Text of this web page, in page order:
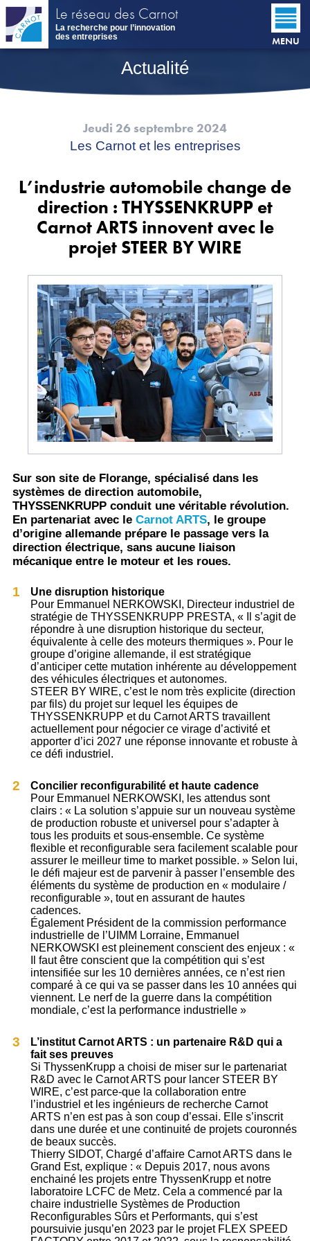
Aller
contenu
principal
Le réseau des Carnot
La recherche pour l’innovation
des entreprises
MENU
Actualité
Jeudi 26 septembre 2024
Les Carnot et les entreprises
L’industrie automobile change de
direction : THYSSENKRUPP et
Carnot ARTS innovent avec le
projet STEER BY WIRE
Sur son site de Florange, spécialisé dans les
systèmes de direction automobile,
THYSSENKRUPP conduit une véritable révolution.
En partenariat avec le Carnot ARTS, le groupe
d’origine allemande prépare le passage vers la
direction électrique, sans aucune liaison
mécanique entre le moteur et les roues.
Une disruption historique
Pour Emmanuel NERKOWSKI, Directeur industriel de
stratégie de THYSSENKRUPP PRESTA, « Il s’agit de
répondre à une disruption historique du secteur,
équivalente à celle des moteurs thermiques ». Pour le
groupe d’origine allemande, il est stratégique
d’anticiper cette mutation inhérente au développement
des véhicules électriques et autonomes.
STEER BY WIRE, c’est le nom très explicite (direction
par fils) du projet sur lequel les équipes de
THYSSENKRUPP et du Carnot ARTS travaillent
actuellement pour négocier ce virage d’activité et
apporter d’ici 2027 une réponse innovante et robuste à
ce défi industriel.
Concilier reconfigurabilité et haute cadence
Pour Emmanuel NERKOWSKI, les attendus sont
clairs : « La solution s’appuie sur un nouveau système
de production robuste et universel pour s’adapter à
tous les produits et sous-ensemble. Ce système
flexible et reconfigurable sera facilement scalable pour
assurer le meilleur time to market possible. » Selon lui,
le défi majeur est de parvenir à passer l’ensemble des
éléments du système de production en « modulaire /
reconfigurable », tout en assurant de hautes
cadences.
Également Président de la commission performance
industrielle de l’UIMM Lorraine, Emmanuel
NERKOWSKI est pleinement conscient des enjeux : «
Il faut être conscient que la compétition qui s’est
intensifiée sur les 10 dernières années, ce n’est rien
comparé à ce qui va se passer dans les 10 années qui
viennent. Le nerf de la guerre dans la compétition
mondiale, c’est la performance industrielle »
L’institut Carnot ARTS : un partenaire R&D qui a
fait ses preuves
Si ThyssenKrupp a choisi de miser sur le partenariat
R&D avec le Carnot ARTS pour lancer STEER BY
WIRE, c’est parce-que la collaboration entre
l’industriel et les ingénieurs de recherche Carnot
ARTS n’en est pas à son coup d’essai. Elle s’inscrit
dans une durée et une continuité de projets couronnés
de beaux succès.
Thierry SIDOT, Chargé d’affaire Carnot ARTS dans le
Grand Est, explique : « Depuis 2017, nous avons
enchainé les projets entre ThyssenKrupp et notre
laboratoire LCFC de Metz. Cela a commencé par la
chaire industrielle Systèmes de Production
Reconfigurables Sûrs et Performants, qui s’est
poursuivie jusqu’en 2023 par le projet FLEX SPEED